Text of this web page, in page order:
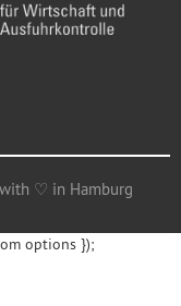
♡ in Hamburg
options });